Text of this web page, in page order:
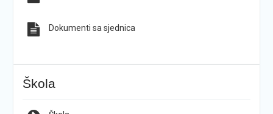
Dokumenti sa sjednica
Škola